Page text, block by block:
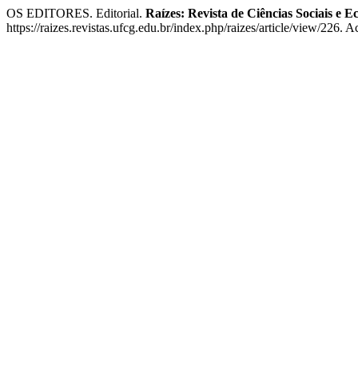
OS EDITORES. Editorial. Raízes: Revista de Ciências Sociais e
https://raizes.revistas.ufcg.edu.br/index.php/raizes/article/view/226.